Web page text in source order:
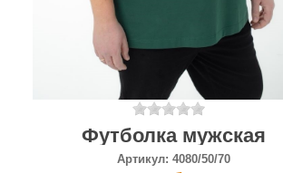
Футболка мужская
Артикул: 4080/50/70